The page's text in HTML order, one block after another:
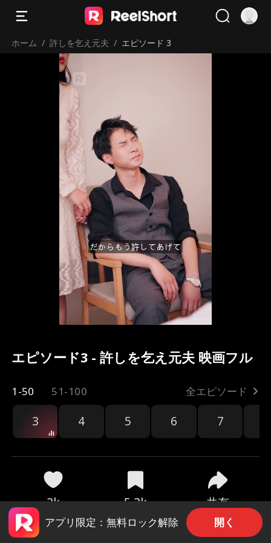
ホーム / 許しを乞え元夫 / エピソード 3
エピソード3 - 許しを乞え元夫 映画フル
1-50 51-100 全エピソード
3 4 5 6 7
2k 5.3k 共有
アプリ限定：無料ロック解除 開く